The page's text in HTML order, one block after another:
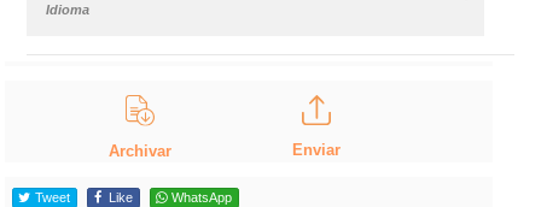
Idioma
Archivar Enviar
Tweet Like WhatsApp